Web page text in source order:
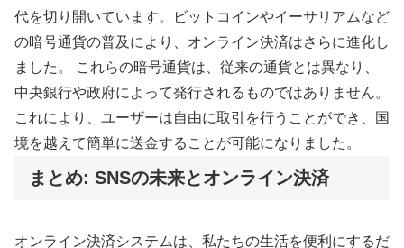
代を切り開いています。ビットコインやイーサリアムなど
の暗号通貨の普及により、オンライン決済はさらに進化し
ました。 これらの暗号通貨は、従来の通貨とは異なり、
中央銀行や政府によって発行されるものではありません。
これにより、ユーザーは自由に取引を行うことができ、国
境を越えて簡単に送金することが可能になりました。
まとめ: SNSの未来とオンライン決済
オンライン決済システムは、私たちの生活を便利にするだ